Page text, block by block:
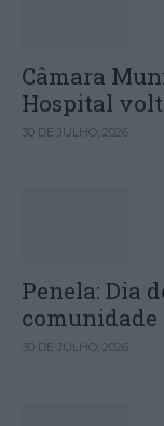
Câmara
Hospital
30 DE JULHO, 2026
Penela: Dia
comunidade
30 DE JULHO, 2026